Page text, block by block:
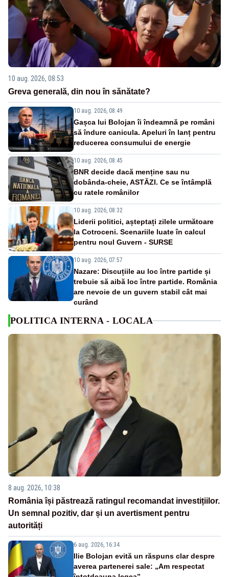
10 aug. 2026, 08:53
Greva generală, din nou în sănătate?
10 aug. 2026, 08:49
Gașca lui Bolojan îi îndeamnă pe români
să îndure canicula. Apeluri în lanț pentru
reducerea consumului de energie
10 aug. 2026, 08:45
BNR decide dacă menține sau nu
dobânda-cheie, ASTĂZI. Ce se întâmplă
cu ratele românilor
10 aug. 2026, 08:32
Liderii politici, așteptați zilele următoare
la Cotroceni. Scenariile luate în calcul
pentru noul Guvern - SURSE
10 aug. 2026, 07:57
Nazare: Discuțiile au loc între partide și
trebuie să aibă loc între partide. România
are nevoie de un guvern stabil cât mai
curând
POLITICA INTERNA - LOCALA
8 aug. 2026, 10:38
România își păstrează ratingul recomandat investițiilor.
Un semnal pozitiv, dar și un avertisment pentru
autorități
6 aug. 2026, 16:34
Ilie Bolojan evită un răspuns clar despre
averea partenerei sale: „Am respectat